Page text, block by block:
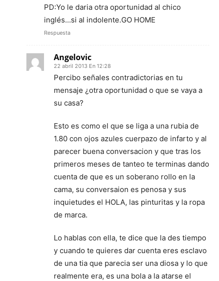
PD:Yo le daria otra oportunidad al chico
inglés…si al indolente.GO HOME
Respuesta
Angelovic
22 abril 2013 En 12:28
Percibo señales contradictorias en tu
mensaje ¿otra oportunidad o que se vaya a
su casa?
Esto es como el que se liga a una rubia de
1.80 con ojos azules cuerpazo de infarto y al
parecer buena conversacion y que tras los
primeros meses de tanteo te terminas dando
cuenta de que es un soberano rollo en la
cama, su conversaion es penosa y sus
inquietudes el HOLA, las pinturitas y la ropa
de marca.
Lo hablas con ella, te dice que la des tiempo
y cuando te quieres dar cuenta eres esclavo
de una tia que parecia ser una diosa y lo que
realmente era, es una bola a la atarse el